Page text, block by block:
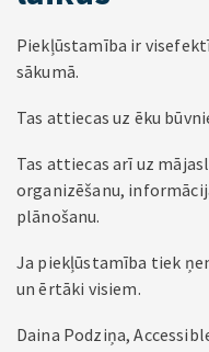
Piekļūstamība ir
sākumā.
Tas attiecas uz ēku
Tas attiecas arī uz
organizēšanu,
plānošanu.
Ja piekļūstamība tiek
un ērtāki visiem.
Daina Podziņa,